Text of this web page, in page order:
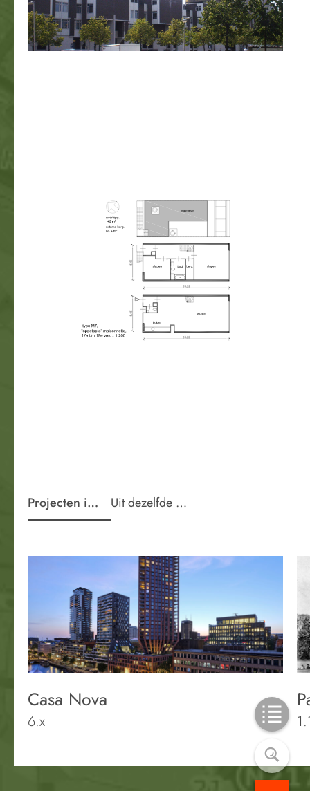
Projecten in de wijkUit dezelfde periode
Casa Nova
6.x